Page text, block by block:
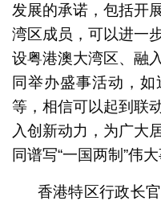
发展的承诺，包括开
湾区成员，可以进一
设粤港澳大湾区、融
同举办盛事活动，
等，相信可以起到联
入创新动力，为广大
同谱写“一国两制”伟
香港特区行政长